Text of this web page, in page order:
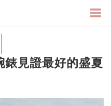
錶見證最好的盛夏